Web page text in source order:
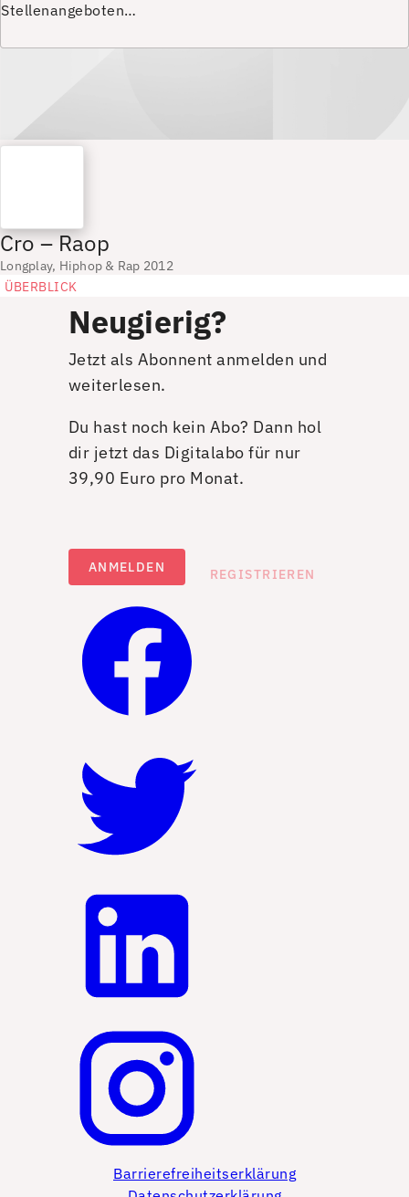
Stellenangeboten…
Cro – Raop
Longplay, Hiphop & Rap 2012
ÜBERBLICK
Neugierig?
Jetzt als Abonnent anmelden und
weiterlesen.
Du hast noch kein Abo? Dann hol
dir jetzt das Digitalabo für nur
39,90 Euro pro Monat.
ANMELDEN REGISTRIEREN
Barrierefreiheitserklärung